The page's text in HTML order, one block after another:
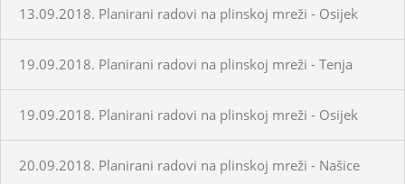
13.09.2018. Planirani radovi na plinskoj mreži - Osijek
19.09.2018. Planirani radovi na plinskoj mreži - Tenja
19.09.2018. Planirani radovi na plinskoj mreži - Osijek
20.09.2018. Planirani radovi na plinskoj mreži - Našice